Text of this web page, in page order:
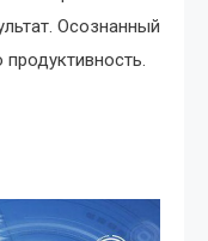
Осознанный